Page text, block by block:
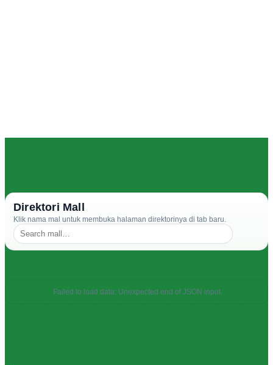
Direktori Mall
Klik nama mal untuk membuka halaman direktorinya di tab baru.
Failed to load data: Unexpected end of JSON input